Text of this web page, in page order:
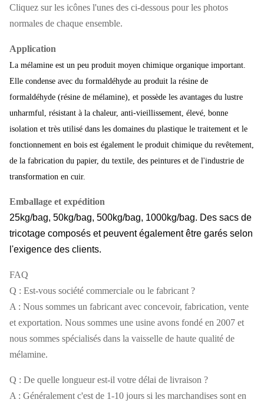
Cliquez sur les icônes l'unes des ci-dessous pour les photos
normales de chaque ensemble.
Application
La mélamine est un peu produit moyen chimique organique important.
Elle condense avec du formaldéhyde au produit la résine de
formaldéhyde (résine de mélamine), et possède les avantages du lustre
unharmful, résistant à la chaleur, anti-vieillissement, élevé, bonne
isolation et très utilisé dans les domaines du plastique le traitement et le
fonctionnement en bois est également le produit chimique du revêtement,
de la fabrication du papier, du textile, des peintures et de l'industrie de
transformation en cuir.
Emballage et expédition
25kg/bag, 50kg/bag, 500kg/bag, 1000kg/bag. Des sacs de
tricotage composés et peuvent également être garés selon
l'exigence des clients.
FAQ
Q : Est-vous société commerciale ou le fabricant ?
A : Nous sommes un fabricant avec concevoir, fabrication, vente
et exportation. Nous sommes une usine avons fondé en 2007 et
nous sommes spécialisés dans la vaisselle de haute qualité de
mélamine.
Q : De quelle longueur est-il votre délai de livraison ?
A : Généralement c'est de 1-10 jours si les marchandises sont en